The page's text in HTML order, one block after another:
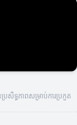
សិទ្ធភាពសម្រាប់ការប្រកួត